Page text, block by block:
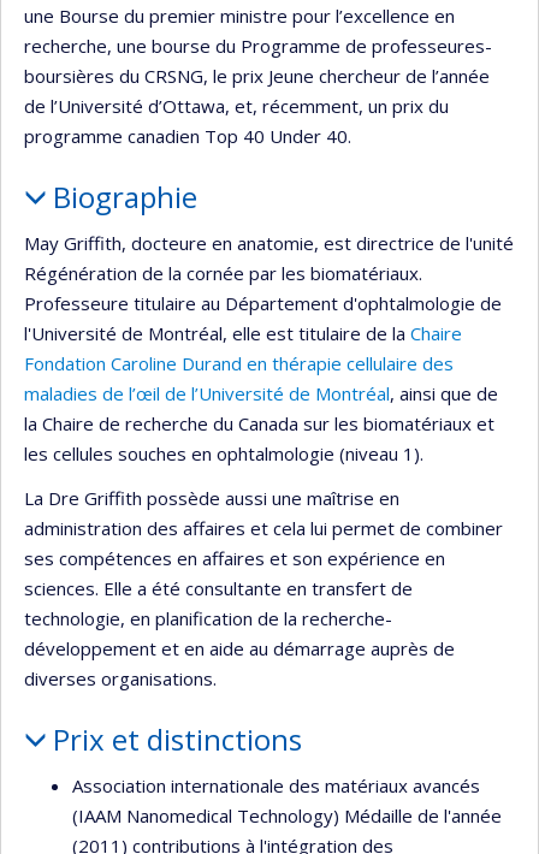
une Bourse du premier ministre pour l’excellence en
recherche, une bourse du Programme de professeures-
boursières du CRSNG, le prix Jeune chercheur de l’année
de l’Université d’Ottawa, et, récemment, un prix du
programme canadien Top 40 Under 40.
Biographie
May Griffith, docteure en anatomie, est directrice de l'unité
Régénération de la cornée par les biomatériaux.
Professeure titulaire au Département d'ophtalmologie de
l'Université de Montréal, elle est titulaire de la Chaire
Fondation Caroline Durand en thérapie cellulaire des
maladies de l’œil de l’Université de Montréal, ainsi que de
la Chaire de recherche du Canada sur les biomatériaux et
les cellules souches en ophtalmologie (niveau 1).
La Dre Griffith possède aussi une maîtrise en
administration des affaires et cela lui permet de combiner
ses compétences en affaires et son expérience en
sciences. Elle a été consultante en transfert de
technologie, en planification de la recherche-
développement et en aide au démarrage auprès de
diverses organisations.
Prix et distinctions
Association internationale des matériaux avancés
(IAAM Nanomedical Technology) Médaille de l'année
(2011) contributions à l'intégration des